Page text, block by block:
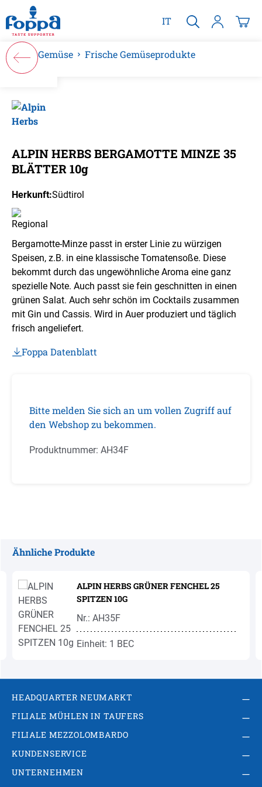
springen
IT
Gemüse Frische Gemüseprodukte
ALPIN HERBS BERGAMOTTE MINZE 35
BLÄTTER 10g
Herkunft:Südtirol
Bergamotte-Minze passt in erster Linie zu würzigen
Speisen, z.B. in eine klassische Tomatensoße. Diese
bekommt durch das ungewöhnliche Aroma eine ganz
spezielle Note. Auch passt sie fein geschnitten in einen
grünen Salat. Auch sehr schön im Cocktails zusammen
mit Gin und Cassis. Wird in Auer produziert und täglich
frisch angeliefert.
Foppa Datenblatt
Bitte melden Sie sich an um vollen Zugriff auf
den Webshop zu bekommen.
Produktnummer: AH34F
Ähnliche Produkte
ALPIN HERBS GRÜNER FENCHEL 25
SPITZEN 10G
Nr.: AH35F
Einheit: 1 BEC
HEADQUARTER NEUMARKT
FILIALE MÜHLEN IN TAUFERS
FILIALE MEZZOLOMBARDO
KUNDENSERVICE
UNTERNEHMEN